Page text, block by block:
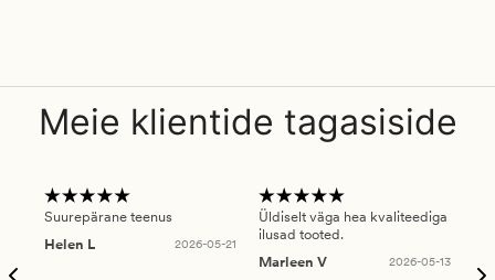
Meie klientide tagasiside
Suurepärane teenus
Helen L
2026-05-21
Üldiselt väga hea kvaliteediga
ilusad tooted.
Marleen V
2026-05-13